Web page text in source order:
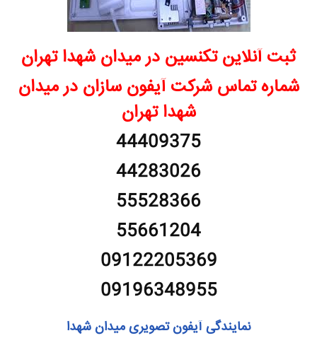
ثبت آنلاین تکنسین در میدان شهدا تهران
شماره تماس شرکت آیفون سازان در میدان
شهدا تهران
44409375
44283026
55528366
55661204
09122205369
09196348955
نمایندگی آیفون تصویری میدان شهدا